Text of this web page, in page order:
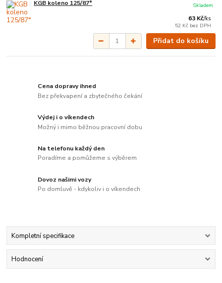
KGB koleno 125/87°
63 Kč/ks
52 Kč bez DPH
Skladem
Přidat do košíku
Cena dopravy ihned
Bez překvapení a zbytečného čekání
Výdej i o víkendech
Možný i mimo běžnou pracovní dobu
Na telefonu každý den
Poradíme a pomůžeme s výběrem
Dovoz našimi vozy
Po domluvě - kdykoliv i o víkendech
Kompletní specifikace
Hodnocení